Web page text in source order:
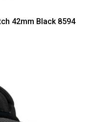
42mm Black 8594